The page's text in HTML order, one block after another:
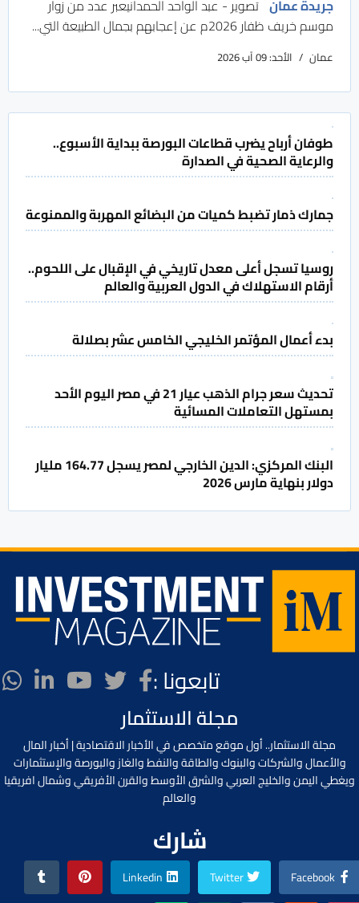
جريدة عمان تصوير - عبد الواحد الحمدانيعبر عدد من زوار
موسم خريف ظفار 2026م عن إعجابهم بجمال الطبيعة التي...
عمان الأحد: 09 آب 2026
طوفان أرباح يضرب قطاعات البورصة ببداية الأسبوع..
والرعاية الصحية في الصدارة
جمارك ذمار تضبط كميات من البضائع المهربة والممنوعة
روسيا تسجل أعلى معدل تاريخي في الإقبال على اللحوم..
أرقام الاستهلاك في الدول العربية والعالم
بدء أعمال المؤتمر الخليجي الخامس عشر بصلالة
تحديث سعر جرام الذهب عيار 21 في مصر اليوم الأحد
بمستهل التعاملات المسائية
البنك المركزي: الدين الخارجي لمصر يسجل 164.77 مليار
دولار بنهاية مارس 2026
تابعونا :
مجلة الاستثمار
مجلة الاستثمار.. أول موقع متخصص في الأخبار الاقتصادية | أخبار المال
والأعمال والشركات والبنوك والطاقة والنفط والغاز والبورصة والإستثمارات
ويغطي اليمن والخليج العربي والشرق الأوسط والقرن الأفريقي وشمال افريقيا
والعالم
شارك
Facebook
Twitter
Linkedin